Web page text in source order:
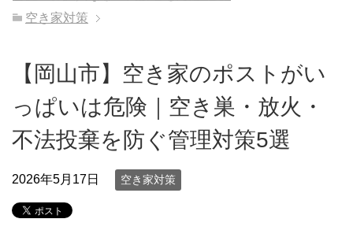
空き家対策
【岡山市】空き家のポストがい
っぱいは危険｜空き巣・放火・
不法投棄を防ぐ管理対策5選
2026年5月17日 空き家対策